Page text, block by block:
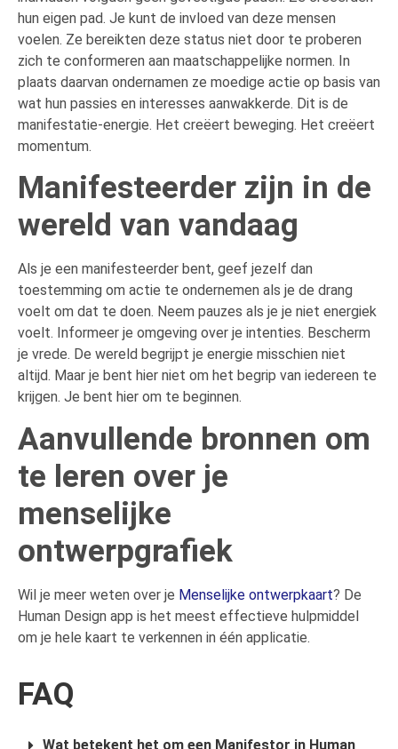
hun eigen pad. Je kunt de invloed van deze mensen
voelen. Ze bereikten deze status niet door te proberen
zich te conformeren aan maatschappelijke normen. In
plaats daarvan ondernamen ze moedige actie op basis van
wat hun passies en interesses aanwakkerde. Dit is de
manifestatie-energie. Het creëert beweging. Het creëert
momentum.
Manifesteerder zijn in de
wereld van vandaag
Als je een manifesteerder bent, geef jezelf dan
toestemming om actie te ondernemen als je de drang
voelt om dat te doen. Neem pauzes als je je niet energiek
voelt. Informeer je omgeving over je intenties. Bescherm
je vrede. De wereld begrijpt je energie misschien niet
altijd. Maar je bent hier niet om het begrip van iedereen te
krijgen. Je bent hier om te beginnen.
Aanvullende bronnen om
te leren over je
menselijke
ontwerpgrafiek
Wil je meer weten over je Menselijke ontwerpkaart? De
Human Design app is het meest effectieve hulpmiddel
om je hele kaart te verkennen in één applicatie.
FAQ
Wat betekent het om een Manifestor in Human